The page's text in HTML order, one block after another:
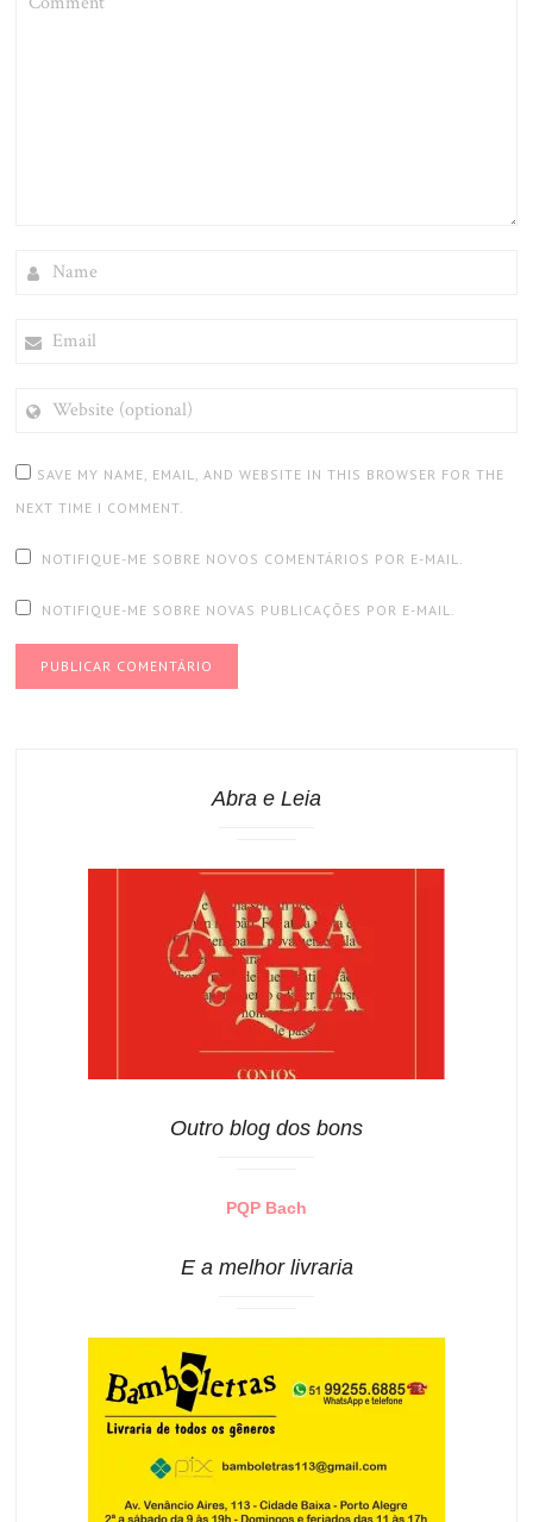
(OPTIONAL)
SAVE MY NAME, EMAIL, AND WEBSITE IN THIS BROWSER FOR THE
NEXT TIME I COMMENT.
NOTIFIQUE-ME SOBRE NOVOS COMENTÁRIOS POR E-MAIL.
NOTIFIQUE-ME SOBRE NOVAS PUBLICAÇÕES POR E-MAIL.
Abra e Leia
Outro blog dos bons
PQP Bach
E a melhor livraria